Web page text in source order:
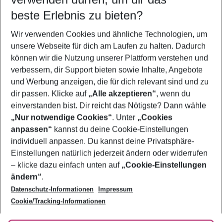
5-8 Nächte
2 Erwachsene Keine Kinder
Mehr Filter anzeigen
Footer
Footer navigation
Über uns
AGB
Bestpreisgarantie
Cookie-Einstellungen ändern
Cookie-Richtlinie
Agenturbetreuung
Barrierefreies Reisen
Folge uns
beste Erlebnis zu bieten?
Wir verwenden Cookies und ähnliche Technologien, um
unsere Webseite für dich am Laufen zu halten. Dadurch
können wir die Nutzung unserer Plattform verstehen und
verbessern, dir Support bieten sowie Inhalte, Angebote
und Werbung anzeigen, die für dich relevant sind und zu
dir passen. Klicke auf „Alle akzeptieren“, wenn du
einverstanden bist. Dir reicht das Nötigste? Dann wähle
„Nur notwendige Cookies“. Unter „Cookies
anpassen“ kannst du deine Cookie-Einstellungen
individuell anpassen. Du kannst deine Privatsphäre-
Einstellungen natürlich jederzeit ändern oder widerrufen
– klicke dazu einfach unten auf „Cookie-Einstellungen
ändern“.
Datenschutz-Informationen
Impressum
Cookie/Tracking-Informationen